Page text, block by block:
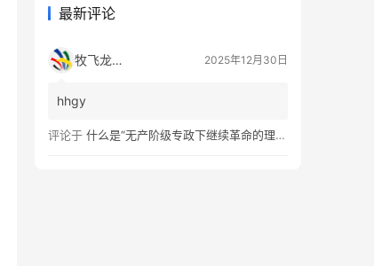
最新评论
牧飞龙ae 2025年12月30日
hhgy
评论于 什么是“无产阶级专政下继续革命的理论”？